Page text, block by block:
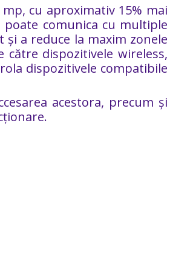
cu aproximativ 15% mai
comunica cu multiple
a reduce la maxim zonele
dispozitivele wireless,
dispozitivele compatibile
acestora, precum și